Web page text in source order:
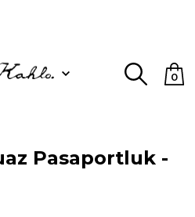
0
Pasaportluk -